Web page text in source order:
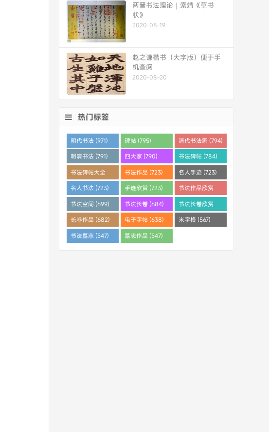
两晋书法理论｜索靖《草书
状》
2020-08-19
赵之谦楷书（大字版）便于手
机查阅
2020-08-20
热门标签
明代书法 (971) 碑帖 (795) 清代书法家 (794)
明清书法 (791) 四大家 (790) 书法碑帖 (784)
书法碑帖大全
(784)
书法作品 (723) 名人手迹 (723)
名人书法 (723) 手迹欣赏 (723)
书法作品欣赏
(710)
书法空间 (699) 书法长卷 (684)
书法长卷欣赏
(682)
长卷作品 (682) 电子字帖 (638) 米字格 (567)
书法墓志 (547) 墓志作品 (547)